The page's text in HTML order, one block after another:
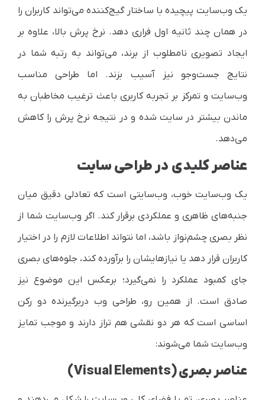
یک وب‌سایت پیچیده با ساختار گیج‌کننده می‌تواند کاربران را
در همان چند ثانیه اول فراری دهد. نرخ پرش بالا، علاوه بر
ایجاد تصویری نامطلوب از برند، می‌تواند به رتبه شما در
نتایج جست‌وجو نیز آسیب بزند. اما طراحی مناسب
وب‌سایت و تمرکز بر تجربه کاربری باعث ترغیب مخاطبان به
ماندن بیشتر در سایت شده و در نتیجه نرخ پرش را کاهش
می‌دهد.
عناصر کلیدی در طراحی سایت
یک وب‌سایت خوب، وب‌سایتی است که تعادلی دقیق میان
جنبه‌های ظاهری و عملکردی برقرار کند. اگر وب‌سایت شما از
نظر بصری چشم‌نواز باشد، اما نتواند اطلاعات لازم را در اختیار
کاربران قرار دهد یا نیازهایشان را برآورده کند، جلوه‌های بصری
جای کمبود عملکرد را نمی‌گیرد؛ برعکس این موضوع نیز
صادق است. از همین رو، طراحی وب دربرگیرنده دو رکن
اساسی است که هر دو نقشی هم‌ تراز دارند و موجب تمایز
وب‌سایت شما می‌شوند:
عناصر بصری (Visual Elements)